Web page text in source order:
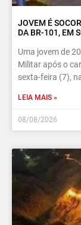
JOVEM É
DA BR-101, EM
Uma jovem de
Militar após o
sexta-feira (7),
LEIA MAIS »
08/08/2026